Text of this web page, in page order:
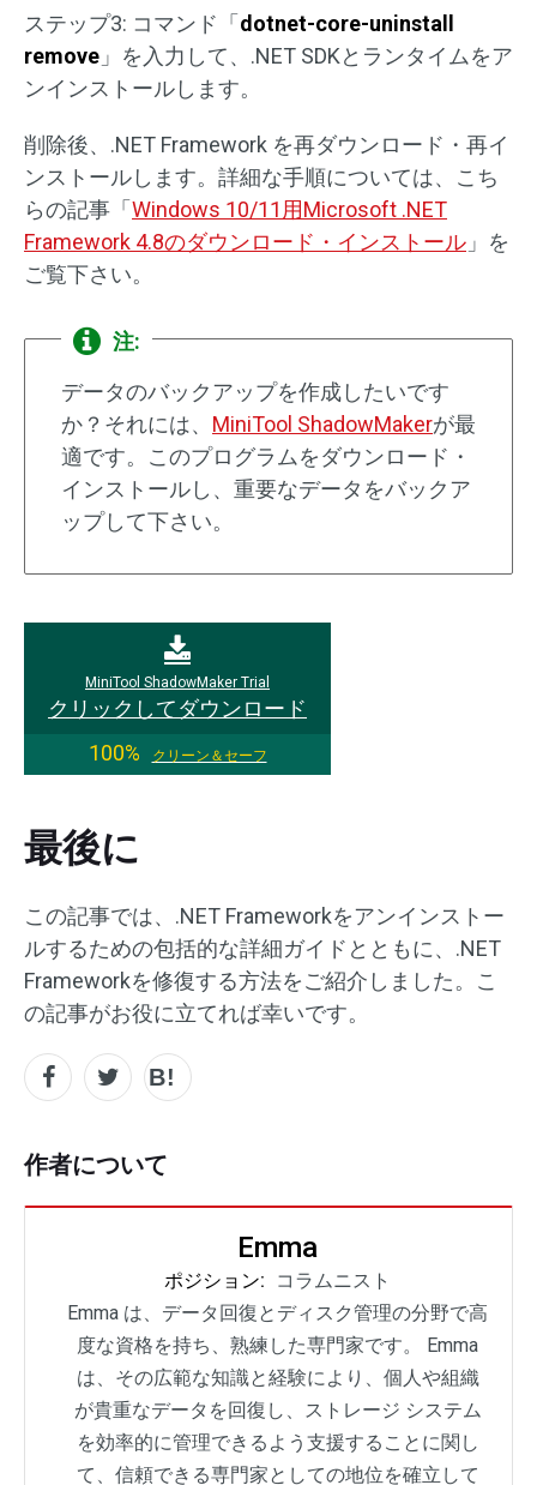
ステップ3: コマンド「 dotnet-core-uninstall
remove 」を入力して、.NET SDKとランタイムをア
ンインストールします。
削除後、.NET Framework を再ダウンロード・再イ
ンストールします。詳細な手順については、こち
らの記事「 Windows 10/11用Microsoft .NET
Framework 4.8のダウンロード・インストール 」を
ご覧下さい。
注:
データのバックアップを作成したいです
か？それには、 MiniTool ShadowMakerが最
適です。このプログラムをダウンロード・
インストールし、重要なデータをバックア
ップして下さい。
MiniTool ShadowMaker Trial
クリックしてダウンロード
100%
クリーン＆セーフ
最後に
この記事では、.NET Frameworkをアンインストー
ルするための包括的な詳細ガイドとともに、.NET
Frameworkを修復する方法をご紹介しました。こ
の記事がお役に立てれば幸いです。
作者について
Emma
ポジション:
コラムニスト
Emma は、データ回復とディスク管理の分野で高
度な資格を持ち、熟練した専門家です。 Emma
は、その広範な知識と経験により、個人や組織
が貴重なデータを回復し、ストレージ システム
を効率的に管理できるよう支援することに関し
て、信頼できる専門家としての地位を確立して